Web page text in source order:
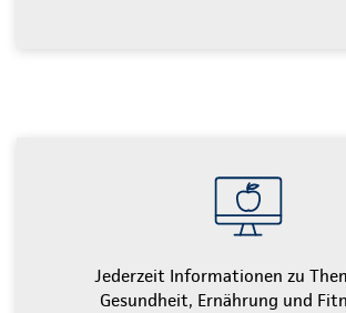
Jederzeit Informationen zu
Gesundheit, Ernährung und